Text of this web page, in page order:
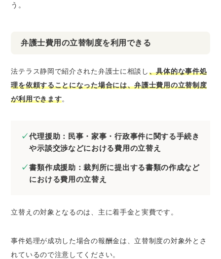
う。
弁護士費用の立替制度を利用できる
法テラス静岡で紹介された弁護士に相談し、具体的な事件処
理を依頼することになった場合には、弁護士費用の立替制度
が利用できます。
代理援助：民事・家事・行政事件に関する手続き
や示談交渉などにおける費用の立替え
書類作成援助：裁判所に提出する書類の作成など
における費用の立替え
立替えの対象となるのは、主に着手金と実費です。
事件処理が成功した場合の報酬金は、立替制度の対象外とさ
れているので注意してください。